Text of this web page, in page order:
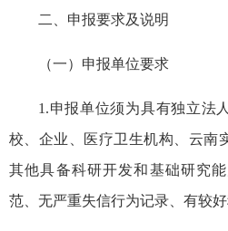
二、申报要求及说明
（一）申报单位要求
1.申报单位须为具有独立法
校、企业、医疗卫生机构、云南
其他具备科研开发和基础研究
范、无严重失信行为记录、有较好